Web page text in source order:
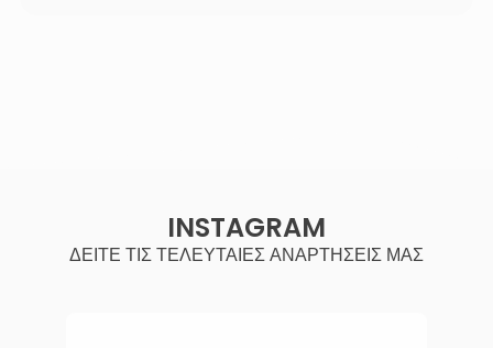
INSTAGRAM
ΔΕΙΤΕ ΤΙΣ ΤΕΛΕΥΤΑΙΕΣ ΑΝΑΡΤΗΣΕΙΣ ΜΑΣ